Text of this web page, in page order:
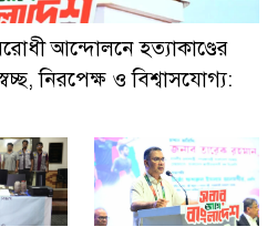
পুলিশ
আন্দোলনে হত্যাকাণ্ডের
নিরপেক্ষ ও বিশ্বাসযোগ্য: